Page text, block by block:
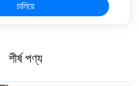
চালিয়ে
শীর্ষ পণ্য